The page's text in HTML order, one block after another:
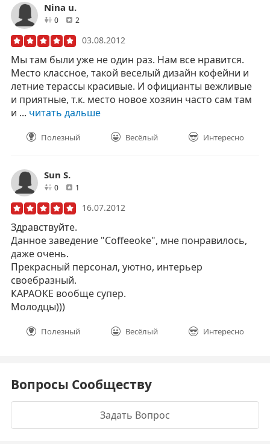
Nina u.
0друзей
2
03.08.2012
Мы там были уже не один раз. Нам все нравится.
Место классное, такой веселый дизайн кофейни и
летние терассы красивые. И официанты вежливые
и приятные, т.к. место новое хозяин часто сам там
и ... читать дальше
Полезный Весёлый Интересно
Sun S.
0друзей1
16.07.2012
Здравствуйте.
Данное заведение "Coffeeoke", мне понравилось,
даже очень.
Прекрасный персонал, уютно, интерьер
своебразный.
КАРАОКЕ вообще супер.
Молодцы)))
Полезный Весёлый Интересно
Вопросы Сообществу
Задать Вопрос